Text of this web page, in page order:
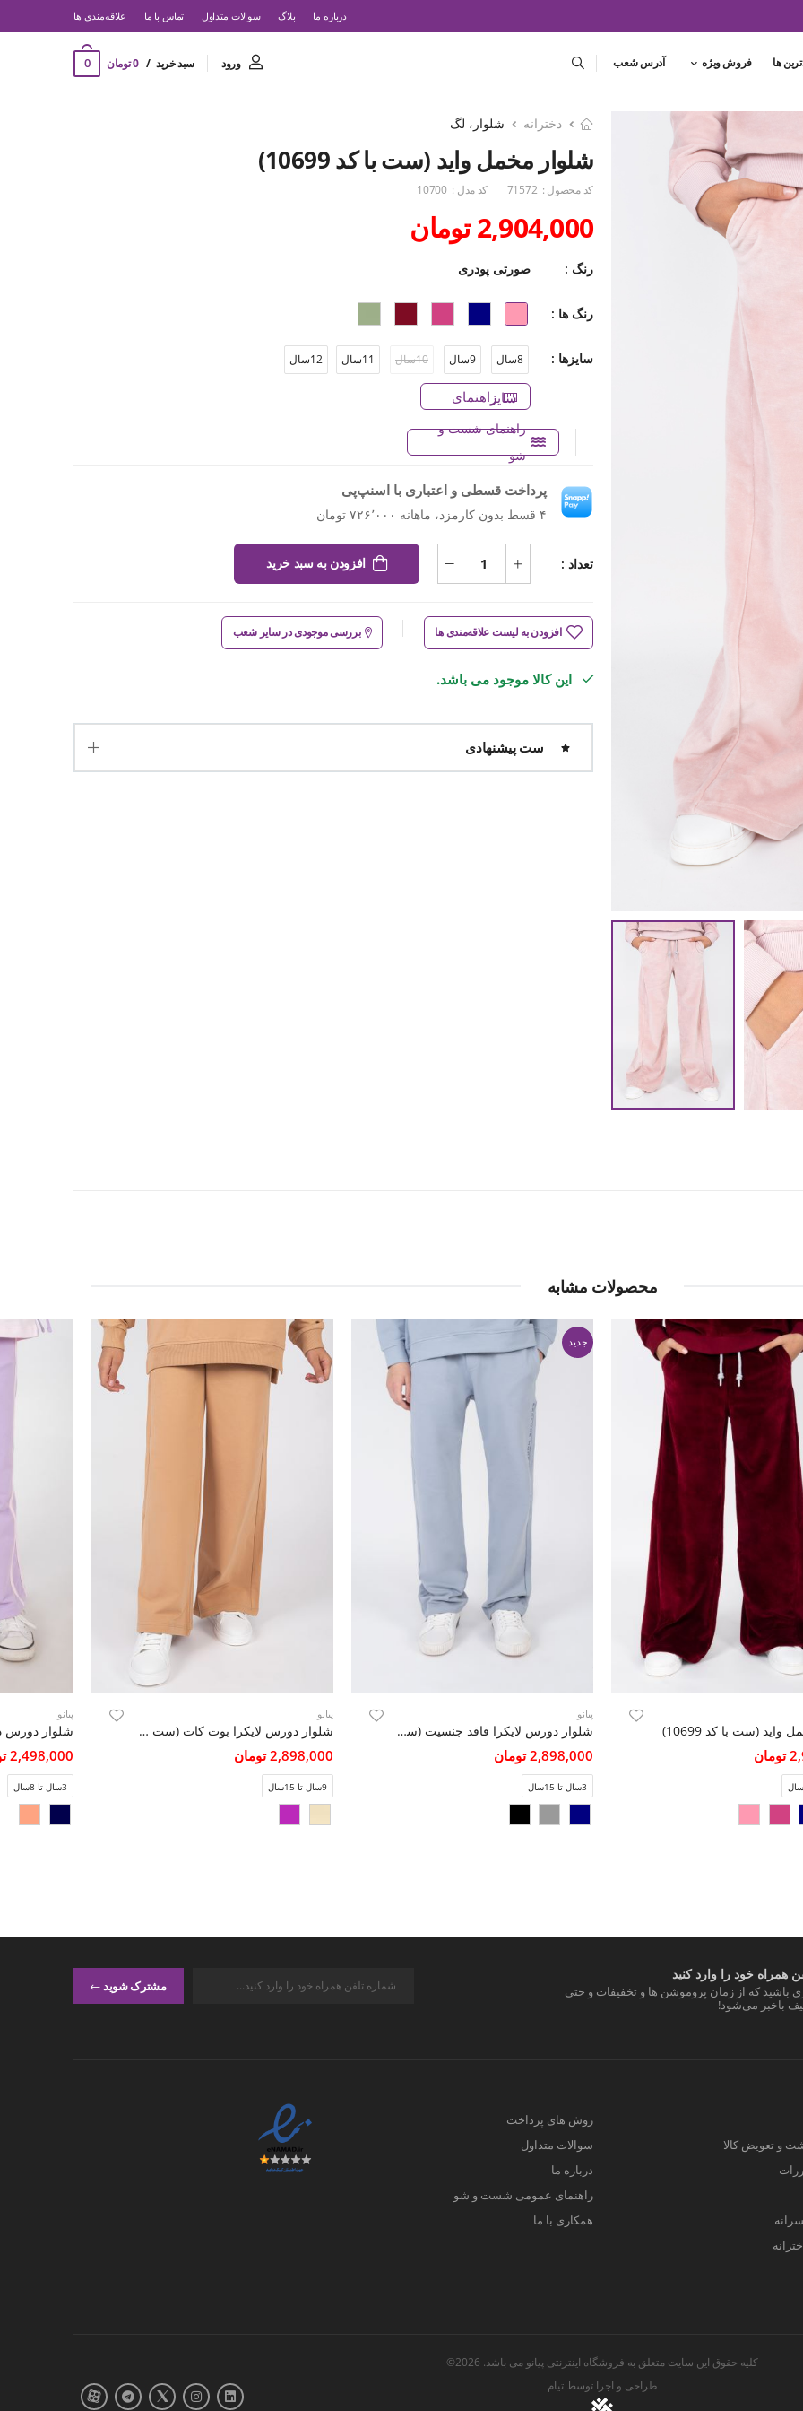
درباره ما بلاگ سوالات متداول تماس با ما ‌علاقه‌مندی ها
ها فروش ویژه آدرس شعب ورود سبد خرید 0 تومان 0
دخترانه شلوار، لگ
شلوار مخمل واید (ست با کد 10699)
کد محصول : 71572 کد مدل : 10700
2,904,000 تومان
رنگ : صورتی پودری
رنگ ها :
سایزها : 8سال 9سال 10سال 11سال 12سال
راهنمای سایز
راهنمای شست و
شو
پرداخت قسطی و اعتباری با اسنپ‌پی
۴ قسط بدون کارمزد، ماهانه ۷۲۶٬۰۰۰ تومان
تعداد : افزودن به سبد خرید
افزودن به لیست علاقه‌مندی ها بررسی موجودی در سایر شعب
این کالا موجود می باشد.
ست پیشنهادی
محصولات مشابه
(ست با کد 10699)
جدید
پیانو
شلوار دورس لایکرا فاقد جنسیت (ست با کد 11433)
2,898,000 تومان
3سال تا 15سال
پیانو
شلوار دورس لایکرا بوت کات (ست با کد 10594)
2,898,000 تومان
9سال تا 15سال
پیانو
2,498,000 تومان
3سال تا 8سال
همراه خود را وارد کنید
باشید که از زمان پروموشن ها و تخفیفات و حتی
باخبر می‌شود!
مشترک شوید
و تعویض کالا
روش های پرداخت
سوالات متداول
درباره ما
راهنمای عمومی شست و شو
همکاری با ما
کلیه حقوق این سایت متعلق به فروشگاه اینترنتی پیانو می باشد. 2026©
طراحی و اجرا توسطتیام